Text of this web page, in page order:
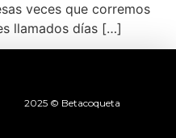
veces que corremos
llamados días […]
2025 © Betacoqueta